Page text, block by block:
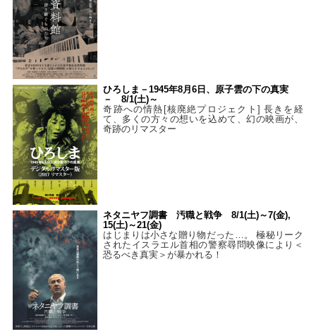
ひろしま－1945年8月6日、原子雲の下の真実
－ 8/1(土)～
奇跡への情熱[核廃絶プロジェクト] 長きを経
て、多くの方々の想いを込めて、幻の映画が、
奇跡のリマスター
ネタニヤフ調書 汚職と戦争 8/1(土)～7(金),
15(土)～21(金)
はじまりは小さな贈り物だった…。 極秘リーク
されたイスラエル首相の警察尋問映像により＜
恐るべき真実＞が暴かれる！